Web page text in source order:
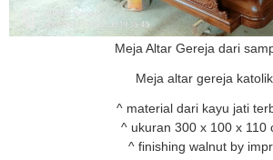
Meja Altar Gereja dari
Meja altar gereja katolik
^ material dari kayu jati
^ ukuran 300 x 100 x 110
^ finishing walnut by